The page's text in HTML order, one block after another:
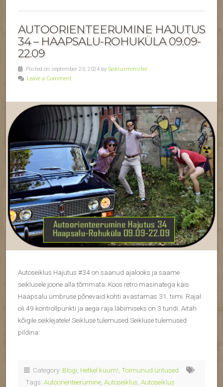
AUTOORIENTEERUMINE HAJUTUS
34 – HAAPSALU-ROHUKÜLA 09.09-
22.09
Posted on september 23, 2024 by Seiklusminister
Leave a Comment
Autoseiklus Hajutus #34 on saanud ajalooks ja saame
seiklusele joone alla tõmmata. Koos retro masinatega käis
Haapsalu ümbruse põnevaid kohti avastamas 31. tiimi. Rajal
oli 49 kontrollpunkti ja aega raja läbimiseks on 3 tundi. Aitäh
kõigile seiklejatele! Seikluse tulemused Seikluse tulemused
pildina:
Category: Blogi, Hetkel kuum!, Toimunud üritused
Tags: Autoorienteerumine, Autoseiklus, Autoseiklus